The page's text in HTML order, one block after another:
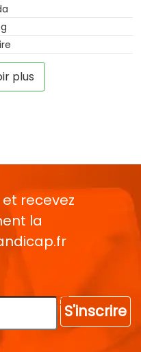
plus
recevez
la
S'inscrire